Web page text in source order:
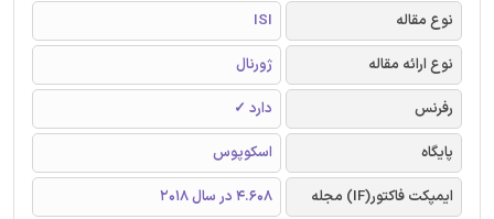
نوع مقاله
ISI
نوع ارائه مقاله
ژورنال
رفرنس
دارد ✓
پایگاه
اسکوپوس
ایمپکت فاکتور(IF) مجله
4.608 در سال 2018